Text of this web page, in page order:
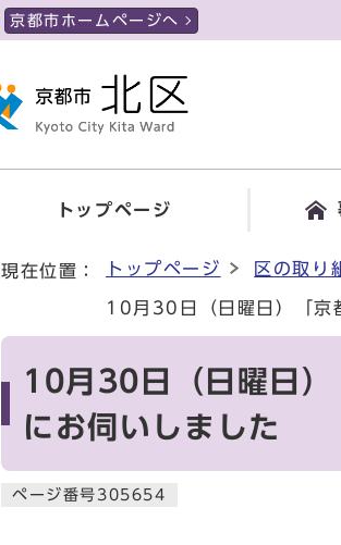
京都市ホームページへ
トップページ
現在位置： トップページ 区の取り
10月30日（日曜日）「京
10月30日（日曜日）
にお伺いしました
ページ番号305654